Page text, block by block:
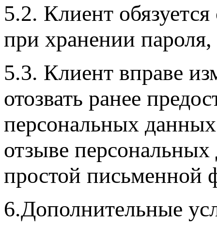
5.2. Клиент
при хранении
5.3. Клиент вправе
отозвать ранее
персональных
отзыве
простой письменной
6.Дополнительные